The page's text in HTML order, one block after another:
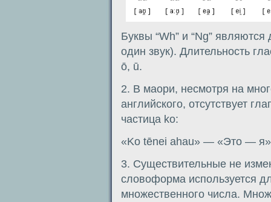
Буквы “Wh” и “Ng”
один звук). Длительность
ō, ū.
2. В маори, несмотря на
английского, отсутствует
частица ko:
«Ko tēnei ahau» — «Это —
3. Существительные не
словоформа используется
множественного числа.